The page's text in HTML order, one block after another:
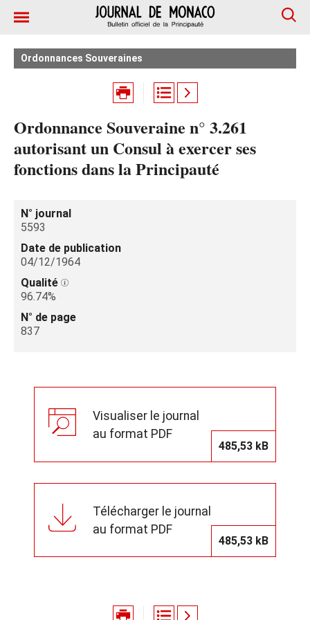
Ordonnances Souveraines
Ordonnance Souveraine n° 3.261
autorisant un Consul à exercer ses
fonctions dans la Principauté
N° journal
5593
Date de publication
04/12/1964
Qualité
96.74%
N° de page
837
Visualiser le journal
au format PDF
485,53 kB
Télécharger le journal
au format PDF
485,53 kB